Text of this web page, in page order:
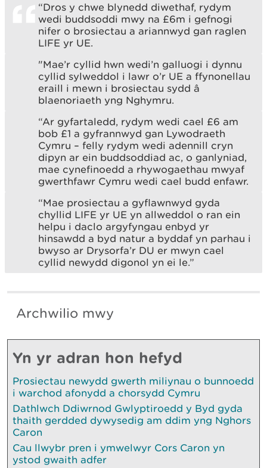
“Dros y chwe blynedd diwethaf, rydym
wedi buddsoddi mwy na £6m i gefnogi
nifer o brosiectau a ariannwyd gan raglen
LIFE yr UE.
"Mae’r cyllid hwn wedi’n galluogi i dynnu
cyllid sylweddol i lawr o’r UE a ffynonellau
eraill i mewn i brosiectau sydd â
blaenoriaeth yng Nghymru.
“Ar gyfartaledd, rydym wedi cael £6 am
bob £1 a gyfrannwyd gan Lywodraeth
Cymru – felly rydym wedi adennill cryn
dipyn ar ein buddsoddiad ac, o ganlyniad,
mae cynefinoedd a rhywogaethau mwyaf
gwerthfawr Cymru wedi cael budd enfawr.
“Mae prosiectau a gyflawnwyd gyda
chyllid LIFE yr UE yn allweddol o ran ein
helpu i daclo argyfyngau enbyd yr
hinsawdd a byd natur a byddaf yn parhau i
bwyso ar Drysorfa’r DU er mwyn cael
cyllid newydd digonol yn ei le.”
Archwilio mwy
Yn yr adran hon hefyd
Prosiectau newydd gwerth miliynau o bunnoedd
i warchod afonydd a chorsydd Cymru
Dathlwch Ddiwrnod Gwlyptiroedd y Byd gyda
thaith gerdded dywysedig am ddim yng Nghors
Caron
Cau llwybr pren i ymwelwyr Cors Caron yn
ystod gwaith adfer